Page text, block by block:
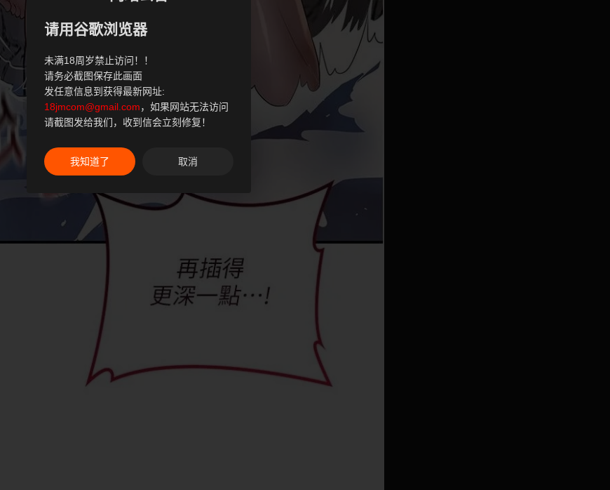
请用谷歌浏览器
未满18周岁禁止访问！！
请务必截图保存此画面
发任意信息到获得最新网址:
18jmcom@gmail.com，如果网站无法访问
请截图发给我们，收到信会立刻修复！
我知道了 取消